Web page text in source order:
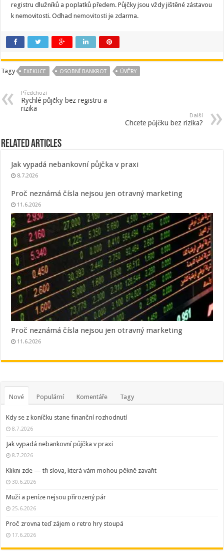
registru dlužníků a poplatků předem. Půjčky jsou vždy jištěné zástavou
k nemovitosti. Odhadnemovitosti je zdarma.
Tagy EXEKUCE OSOBNÍ BANKROT ÚVĚRY
Předchozí
Rychlé půjčky bez registru a
rizika
Další
Chcete půjčku bez rizika?
Related Articles
Jak vypadá nebankovní půjčka v praxi
8.7.2026
Proč neznámá čísla nejsou jen otravný marketing
11.6.2026
Proč neznámá čísla nejsou jen otravný marketing
11.6.2026
Nové Populární Komentáře Tagy
Kdy se z koníčku stane finanční rozhodnutí
8.7.2026
Jak vypadá nebankovní půjčka v praxi
8.7.2026
Klikni zde — tři slova, která vám mohou pěkně zavařit
30.6.2026
Muži a peníze nejsou přirozený pár
25.6.2026
Proč zrovna teď zájem o retro hry stoupá
17.6.2026